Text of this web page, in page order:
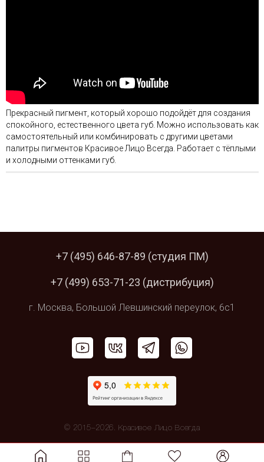
Прекрасный пигмент, который хорошо подойдёт для создания
спокойного, естественного цвета губ. Можно использовать как
самостоятельный или комбинировать с другими цветами
палитры пигментов Красивое Лицо Всегда. Работает с тёплыми
и холодными оттенками губ.
+7 (495) 646-87-89 (студия ПМ)
+7 (499) 653-71-23 (дистрибуция)
г. Москва, Большой Левшинский переулок, 6с1
© 2015–2026. Красивое Лицо Всегда